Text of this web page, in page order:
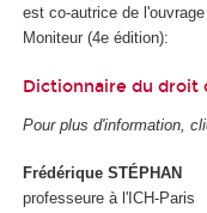
est co-autrice de
Moniteur (4e édition):
Dictionnaire du droit
Pour plus d'information,
Frédérique STÉPHAN
professeure à l'ICH-Paris